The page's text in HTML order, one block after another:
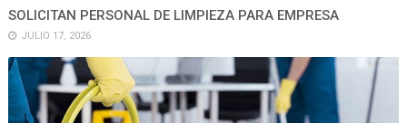
SOLICITAN PERSONAL DE LIMPIEZA PARA EMPRESA
JULIO 17, 2026